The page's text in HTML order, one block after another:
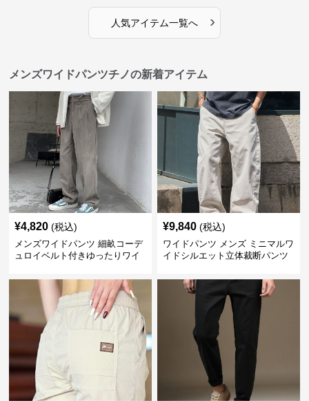
人気アイテム一覧へ ›
メンズワイドパンツチノの新着アイテム
¥4,820 (税込)
メンズワイドパンツ 細畝コーデ
ュロイベルト付きゆったりワイ
¥9,840 (税込)
ワイドパンツ メンズ ミニマルワ
イドシルエット立体裁断パンツ